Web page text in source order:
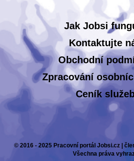
Jak Jobsi
Kontaktujte
Obchodní
Zpracování
Ceník
© 2016 - 2025 Pracovní portál Jobsi.cz |
Všechna práva